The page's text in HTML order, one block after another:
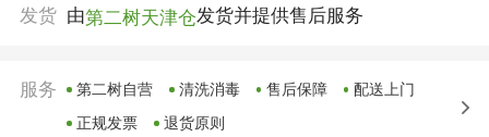
发货 由第二树天津仓发货并提供售后服务
服务 第二树自营 清洗消毒 售后保障
配送上门
正规发票
退货原则